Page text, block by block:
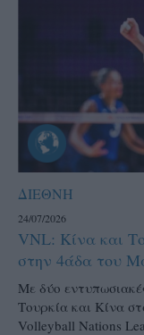
ΔΙΕΘΝΗ
24/07/2026
VNL: Κίνα και
στην 4άδα του
Με δύο
Τουρκία και Κίνα
Volleyball Nations